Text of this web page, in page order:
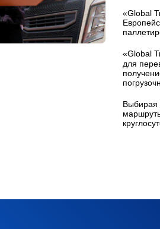
«Global
«Global
для
Выбирая